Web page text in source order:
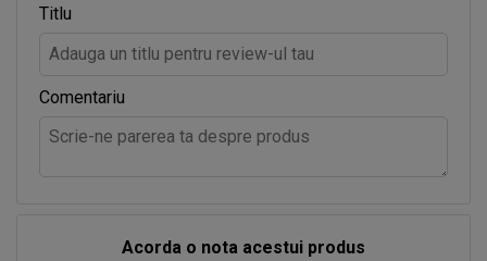
Titlu
Comentariu
Acorda o nota acestui produs